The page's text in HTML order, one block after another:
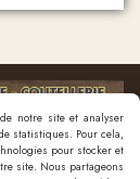
notre site et analyser
statistiques. Pour cela,
pour stocker et
site. Nous partageons